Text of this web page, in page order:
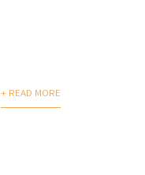
+ READ MORE